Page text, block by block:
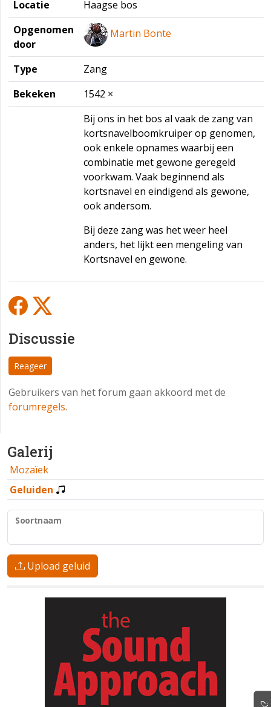
Galerij
Mozaïek
Geluiden
Soortnaam
Upload geluid
Locatie
Haagse bos
Opgenomen
door
Martin Bonte
Type
Zang
Bekeken
1542 ×
Bij ons in het bos al vaak de zang van
kortsnavelboomkruiper op genomen,
ook enkele opnames waarbij een
combinatie met gewone geregeld
voorkwam. Vaak beginnend als
kortsnavel en eindigend als gewone,
ook andersom.
Bij deze zang was het weer heel
anders, het lijkt een mengeling van
Kortsnavel en gewone.
Discussie
Reageer
Gebruikers van het forum gaan akkoord met de
forumregels.